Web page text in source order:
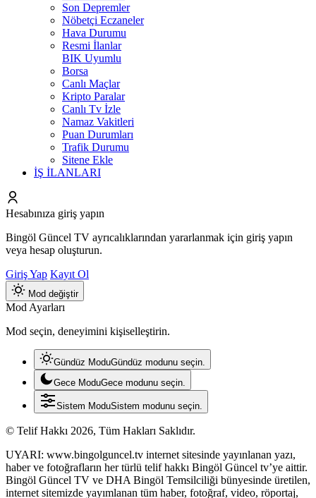
Son Depremler
Nöbetçi Eczaneler
Hava Durumu
Resmi İlanlar
BIK Uyumlu
Borsa
Canlı Maçlar
Kripto Paralar
Canlı Tv İzle
Namaz Vakitleri
Puan Durumları
Trafik Durumu
Sitene Ekle
İŞ İLANLARI
Hesabınıza giriş yapın
Bingöl Güncel TV ayrıcalıklarından yararlanmak için giriş yapın
veya hesap oluşturun.
Giriş Yap Kayıt Ol
Mod değiştir
Mod Ayarları
Mod seçin, deneyimini kişiselleştirin.
Gündüz ModuGündüz modunu seçin.
Gece ModuGece modunu seçin.
Sistem ModuSistem modunu seçin.
© Telif Hakkı 2026, Tüm Hakları Saklıdır.
UYARI: www.bingolguncel.tv internet sitesinde yayınlanan yazı,
haber ve fotoğrafların her türlü telif hakkı Bingöl Güncel tv’ye aittir.
Bingöl Güncel TV ve DHA Bingöl Temsilciliği bünyesinde üretilen,
internet sitemizde yayımlanan tüm haber, fotoğraf, video, röportaj,